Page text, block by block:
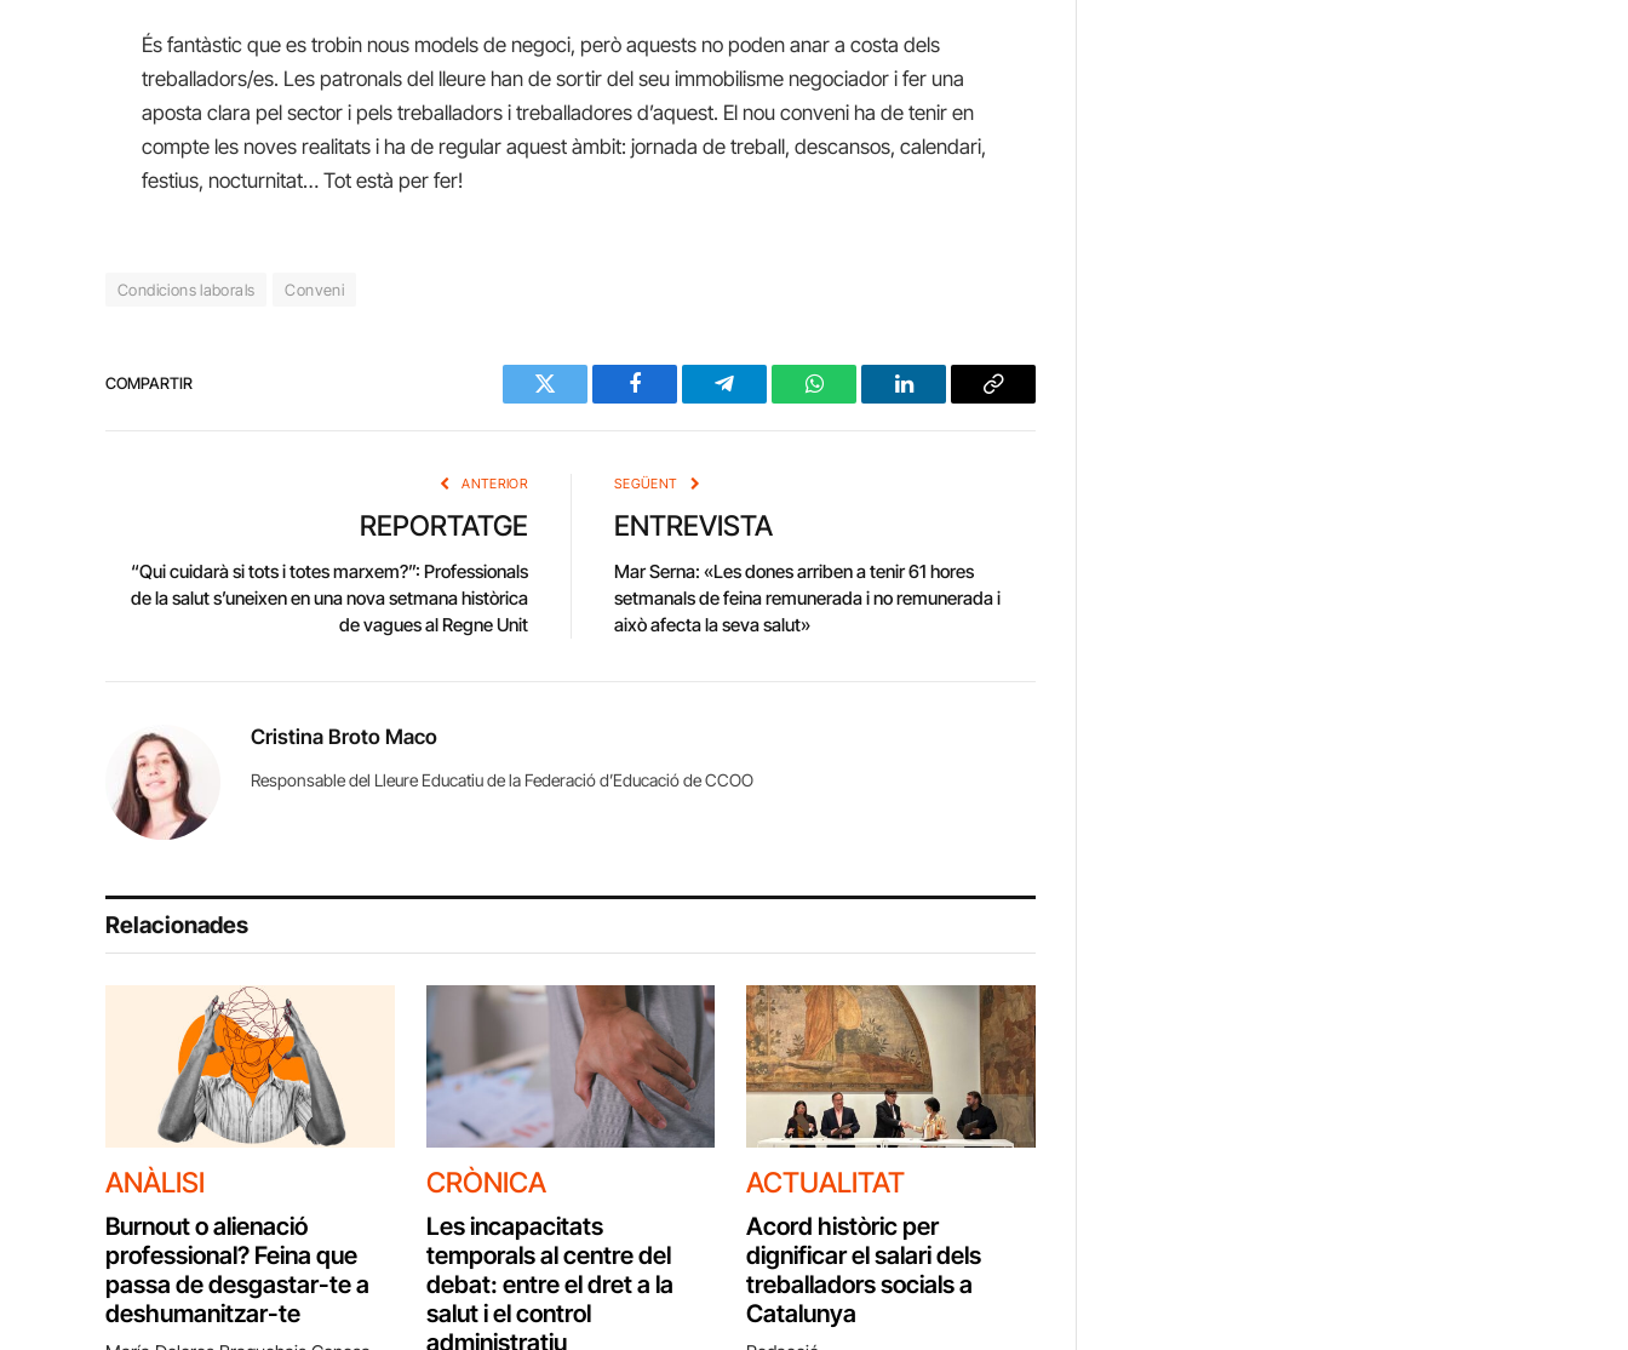
És fantàstic que es trobin nous models de negoci, però aquests no poden anar a costa dels
treballadors/es. Les patronals del lleure han de sortir del seu immobilisme negociador i fer una
aposta clara pel sector i pels treballadors i treballadores d’aquest. El nou conveni ha de tenir en
compte les noves realitats i ha de regular aquest àmbit: jornada de treball, descansos, calendari,
festius, nocturnitat… Tot està per fer!
Condicions laborals Conveni
COMPARTIR
Twitter Facebook Telegram WhatsAppLinkedIn Copy
ANTERIOR
REPORTATGE
“Qui cuidarà si tots i totes marxem?”: Professionals
de la salut s’uneixen en una nova setmana històrica
de vagues al Regne Unit
SEGÜENT
ENTREVISTA
Mar Serna: «Les dones arriben a tenir 61 hores
setmanals de feina remunerada i no remunerada i
això afecta la seva salut»
Cristina Broto Maco
Responsable del Lleure Educatiu de la Federació d’Educació de CCOO
Relacionades
ANÀLISI
Burnout o alienació
professional? Feina que
passa de desgastar-te a
deshumanitzar-te
CRÒNICA
Les incapacitats
temporals al centre del
debat: entre el dret a la
salut i el control
administratiu
ACTUALITAT
Acord històric per
dignificar el salari dels
treballadors socials a
Catalunya